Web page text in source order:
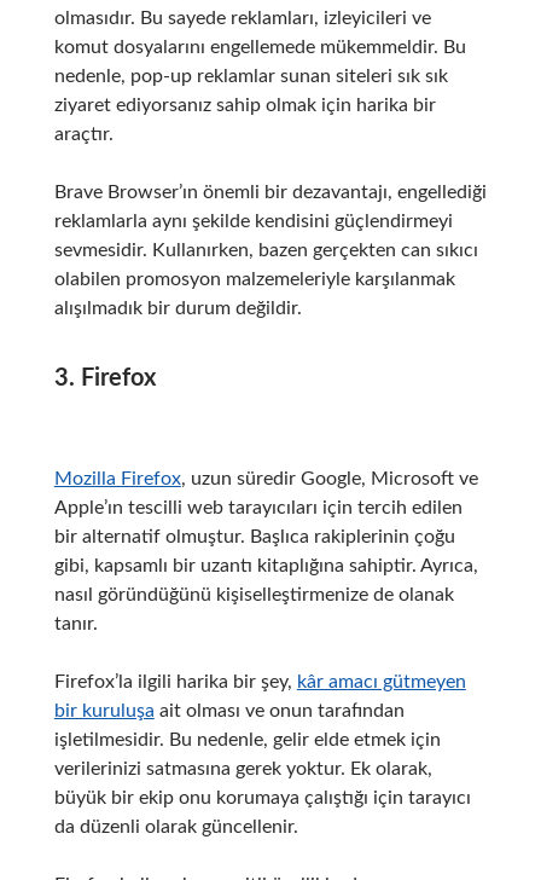
olmasıdır. Bu sayede reklamları, izleyicileri ve
komut dosyalarını engellemede mükemmeldir. Bu
nedenle, pop-up reklamlar sunan siteleri sık sık
ziyaret ediyorsanız sahip olmak için harika bir
araçtır.
Brave Browser’ın önemli bir dezavantajı, engellediği
reklamlarla aynı şekilde kendisini güçlendirmeyi
sevmesidir. Kullanırken, bazen gerçekten can sıkıcı
olabilen promosyon malzemeleriyle karşılanmak
alışılmadık bir durum değildir.
3. Firefox
Mozilla Firefox, uzun süredir Google, Microsoft ve
Apple’ın tescilli web tarayıcıları için tercih edilen
bir alternatif olmuştur. Başlıca rakiplerinin çoğu
gibi, kapsamlı bir uzantı kitaplığına sahiptir. Ayrıca,
nasıl göründüğünü kişiselleştirmenize de olanak
tanır.
Firefox’la ilgili harika bir şey, kâr amacı gütmeyen
bir kuruluşa ait olması ve onun tarafından
işletilmesidir. Bu nedenle, gelir elde etmek için
verilerinizi satmasına gerek yoktur. Ek olarak,
büyük bir ekip onu korumaya çalıştığı için tarayıcı
da düzenli olarak güncellenir.